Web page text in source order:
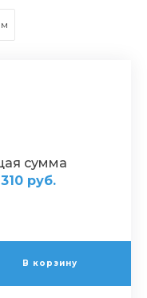
сумма
руб.
В корзину